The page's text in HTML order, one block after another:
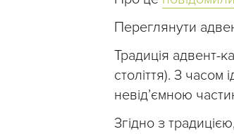
Переглянути
Традиція адвент-
століття). З
невід’ємною
Згідно з